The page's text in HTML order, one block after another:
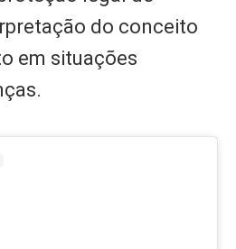
do conceito
em situações